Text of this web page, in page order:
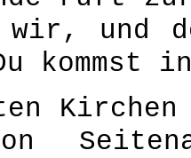
wir, und
kommst